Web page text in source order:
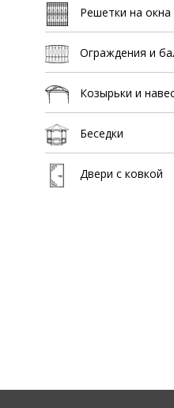
Решетки на окна
Ограждения и
Козырьки и
Беседки
Двери с ковкой